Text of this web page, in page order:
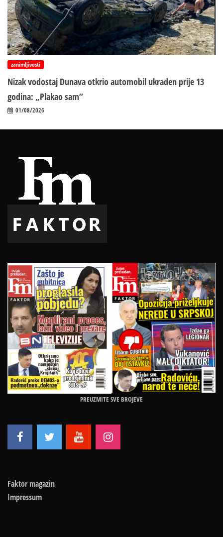
zanimljivosti
Nizak vodostaj Dunava otkrio automobil ukraden prije 13
godina: „Plakao sam“
01/08/2026
PREUZMITE SVE BROJEVE
Faktor magazin
Impressum